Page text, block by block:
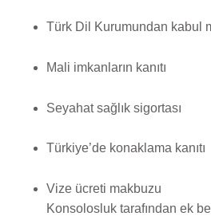
Türk Dil Kurumundan kabul
Mali imkanların kanıtı
Seyahat sağlık sigortası
Türkiye’de konaklama kanıtı
Vize ücreti makbuzu
Konsolosluk tarafından ek